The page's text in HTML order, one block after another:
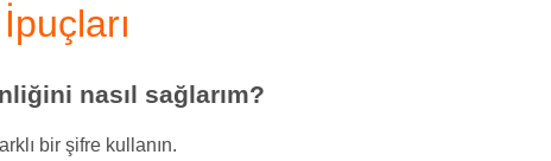
nasıl sağlarım?
bir şifre kullanın.